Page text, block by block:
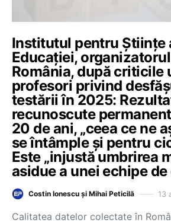
Institutul pentru Științe
Educației,
România, după criticile
profesori privind
testării în 2025:
recunoscute
20 de ani, „ceea ce ne
se întâmple și pentru
Este „injustă umbrirea
asidue a unei echipe de
Costin Ionescu și Mihai Peticilă 13
Calitatea datelor colectate în